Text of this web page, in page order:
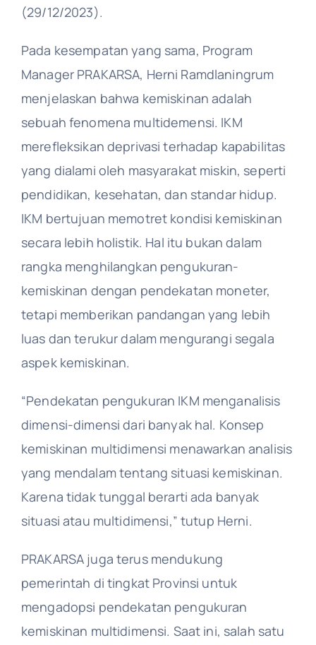
(29/12/2023).
Pada kesempatan yang sama, Program
Manager PRAKARSA, Herni Ramdlaningrum
menjelaskan bahwa kemiskinan adalah
sebuah fenomena multidemensi. IKM
merefleksikan deprivasi terhadap kapabilitas
yang dialami oleh masyarakat miskin, seperti
pendidikan, kesehatan, dan standar hidup.
IKM bertujuan memotret kondisi kemiskinan
secara lebih holistik. Hal itu bukan dalam
rangka menghilangkan pengukuran-
kemiskinan dengan pendekatan moneter,
tetapi memberikan pandangan yang lebih
luas dan terukur dalam mengurangi segala
aspek kemiskinan.
“Pendekatan pengukuran IKM menganalisis
dimensi-dimensi dari banyak hal. Konsep
kemiskinan multidimensi menawarkan analisis
yang mendalam tentang situasi kemiskinan.
Karena tidak tunggal berarti ada banyak
situasi atau multidimensi,” tutup Herni.
PRAKARSA juga terus mendukung
pemerintah di tingkat Provinsi untuk
mengadopsi pendekatan pengukuran
kemiskinan multidimensi. Saat ini, salah satu